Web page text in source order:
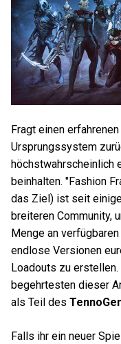
Fragt einen
Ursprungssystem
höchstwahrscheinlich
beinhalten. "Fashion
das Ziel) ist seit
breiteren Community,
Menge an
endlose Versionen
Loadouts zu
begehrtesten dieser
als Teil des
Falls ihr ein neuer